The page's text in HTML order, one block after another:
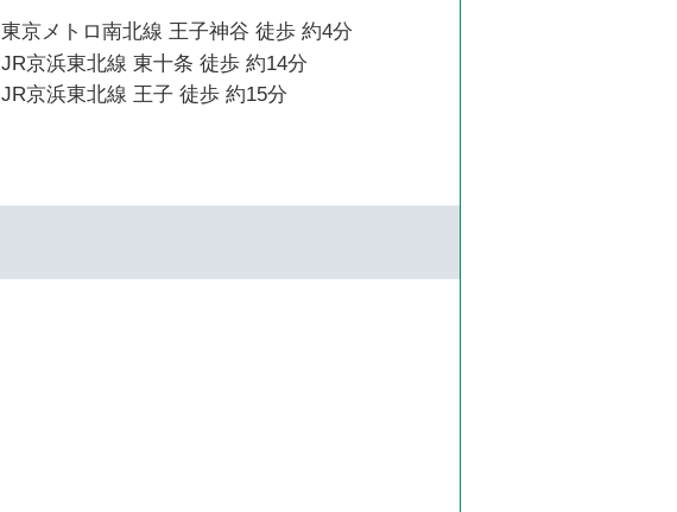
東京メトロ南北線 王子神谷 徒歩 約4分
JR京浜東北線 東十条 徒歩 約14分
JR京浜東北線 王子 徒歩 約15分